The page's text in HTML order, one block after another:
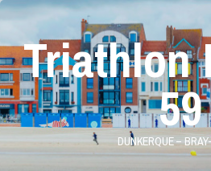
Skip
contentTriathlon
59
DUNKERQUE –